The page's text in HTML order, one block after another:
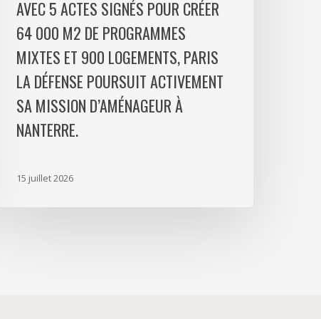
logements,
Paris
Défense
poursuit
mission
AVEC 5 ACTES SIGNÉS POUR CRÉER
64 000 M2 DE PROGRAMMES
MIXTES ET 900 LOGEMENTS, PARIS
LA DÉFENSE POURSUIT ACTIVEMENT
SA MISSION D’AMÉNAGEUR À
NANTERRE.
15 juillet 2026